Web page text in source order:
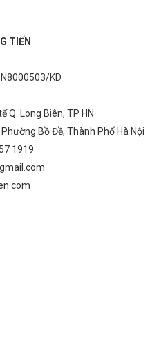
TIẾN
KD
Q. Long Biên, TP HN
Bồ Đề, Thành Phố Hà Nội
1919